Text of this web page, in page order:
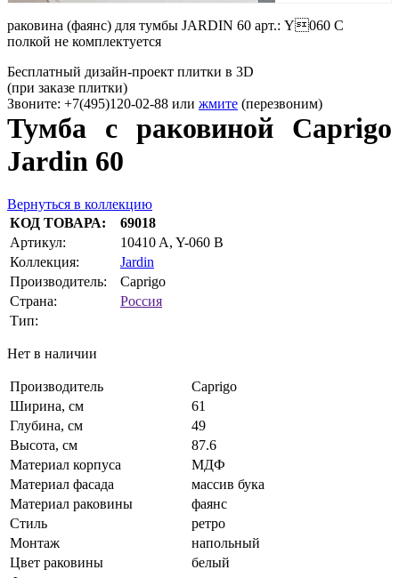
раковина (фаянс) для тумбы JARDIN 60 арт.: Y060 С
полкой не комплектуется
Бесплатный дизайн-проект плитки в 3D
(при заказе плитки)
Звоните: +7(495)120-02-88 или жмите (перезвоним)
Тумба с раковиной Caprigo
Jardin 60
Вернуться в коллекцию
КОД ТОВАРА:
69018
Артикул:
10410 A, Y-060 B
Коллекция:
Jardin
Производитель:
Caprigo
Страна:
Россия
Тип:
Нет в наличии
Производитель
Caprigo
Ширина, см
61
Глубина, см
49
Высота, см
87.6
Материал корпуса
МДФ
Материал фасада
массив бука
Материал раковины
фаянс
Стиль
ретро
Монтаж
напольный
Цвет раковины
белый